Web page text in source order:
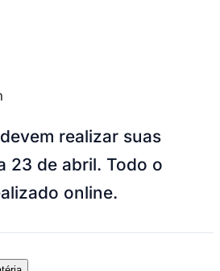
realizar suas
23 de abril. Todo o
online.